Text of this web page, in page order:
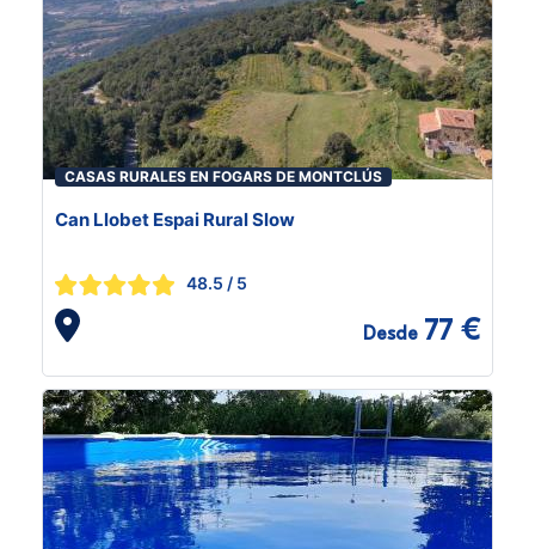
CASAS RURALES EN FOGARS DE MONTCLÚS
Can Llobet Espai Rural Slow
48.5 / 5
Desde 77 €